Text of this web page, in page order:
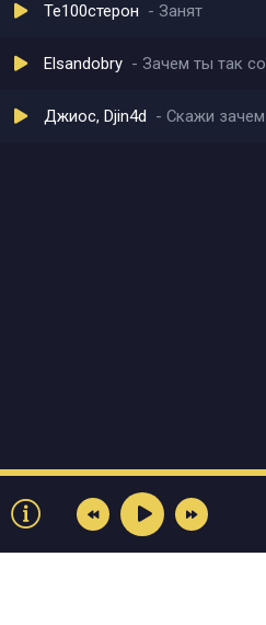
Те100стерон Занят
Elsandobry Зачем ты так
Джиос, Djin4d Скажи зачем